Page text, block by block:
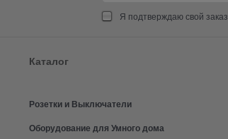
Я подтверждаю свой заказ.
Каталог
Розетки и Выключатели
Оборудование для Умного дома